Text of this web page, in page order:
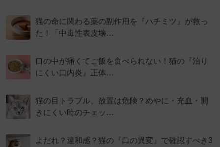
猫の命に関わる薬の副作用を『ハチミツ』が救っ
た！「中毒性表皮壊…
口の中が痛くてご飯を食べられない！猫の『治り
にくい口内炎』正体…
猫の目トラブル、放置は危険？めやに・充血・開
きにくい時のチェッ…
よだれ？違和感？猫の『口の異変』で確認すべき3